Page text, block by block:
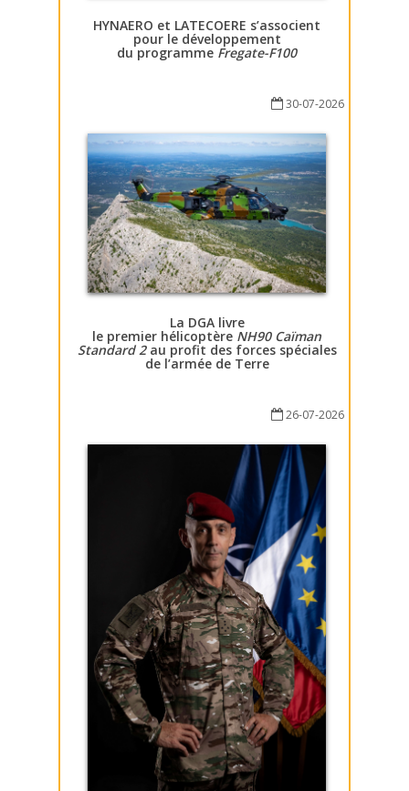
HYNAERO et LATECOERE s’associent
pour le développement
du programme Fregate-F100
30-07-2026
La DGA livre
le premier hélicoptère NH90 Caïman
Standard 2au profit des forces spéciales
de l’armée de Terre
26-07-2026